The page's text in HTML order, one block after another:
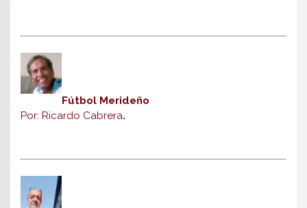
Fútbol Merideño
Por: Ricardo Cabrera.